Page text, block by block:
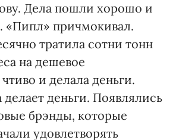
Дела пошли хорошо и
«Пипл» причмокивал.
тратила сотни тонн
на дешевое
и делала деньги.
делает деньги. Появлялись
брэнды, которые
удовлетворять